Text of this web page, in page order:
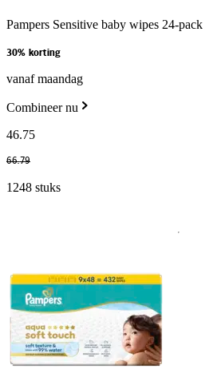
Pampers Sensitive baby wipes 24-pack
30% korting
vanaf maandag
Combineer nu
46.75
66.79
1248 stuks